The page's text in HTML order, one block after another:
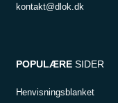
kontakt@dlok.dk
POPULÆRE SIDER
Henvisningsblanket